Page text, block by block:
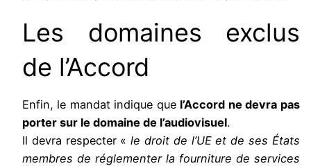
Les domaines exclus
de l’Accord
Enfin, le mandat indique que l’Accord ne devra pas
porter sur le domaine de l’audiovisuel.
Il devra respecter « le droit de l’UE et de ses États
membres de réglementer la fourniture de services